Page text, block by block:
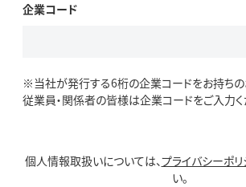
企業コード
※当社が発行する6桁の企業コードをお持ち
従業員・関係者の皆様は企業コードをご入力く
個人情報取扱いについては、プライバシーポ
い。